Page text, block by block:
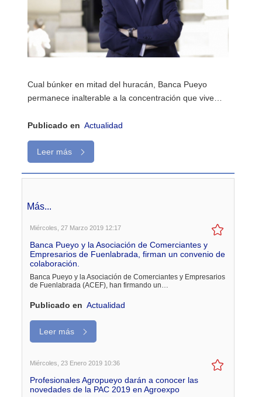
Cual búnker en mitad del huracán, Banca Pueyo
permanece inalterable a la concentración que vive…
Publicado en Actualidad
Leer más
Más...
Miércoles, 27 Marzo 2019 12:17
Banca Pueyo y la Asociación de Comerciantes y
Empresarios de Fuenlabrada, firman un convenio de
colaboración.
Banca Pueyo y la Asociación de Comerciantes y Empresarios
de Fuenlabrada (ACEF), han firmando un…
Publicado en Actualidad
Leer más
Miércoles, 23 Enero 2019 10:36
Profesionales Agropueyo darán a conocer las
novedades de la PAC 2019 en Agroexpo